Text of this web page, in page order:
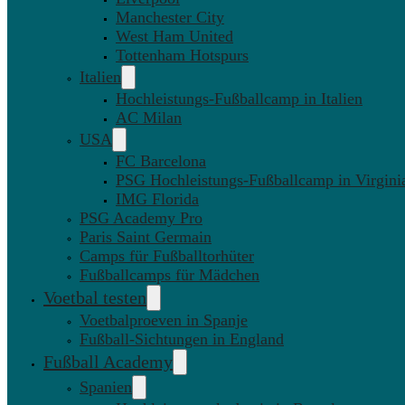
Manchester City
West Ham United
Tottenham Hotspurs
Italien
Hochleistungs-Fußballcamp in Italien
AC Milan
USA
FC Barcelona
PSG Hochleistungs-Fußballcamp in
IMG Florida
PSG Academy Pro
Paris Saint Germain
Camps für Fußballtorhüter
Fußballcamps für Mädchen
Voetbal testen
Voetbalproeven in Spanje
Fußball-Sichtungen in England
Fußball Academy
Spanien